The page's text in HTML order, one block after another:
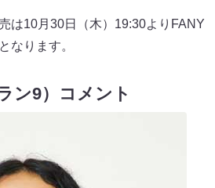
は10月30日（木）19:30よりFANY
なります。
ン9）コメント